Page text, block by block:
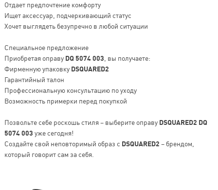
Отдает предпочтение комфорту
Ищет аксессуар, подчеркивающий статус
Хочет выглядеть безупречно в любой ситуации
Специальное предложение
Приобретая оправу DQ 5074 003 , вы получаете:
Фирменную упаковку DSQUARED2
Гарантийный талон
Профессиональную консультацию по уходу
Возможность примерки перед покупкой
Позвольте себе роскошь стиля – выберите оправу DSQUARED2 DQ
5074 003 уже сегодня!
Создайте свой неповторимый образ с DSQUARED2 – брендом,
который говорит сам за себя.